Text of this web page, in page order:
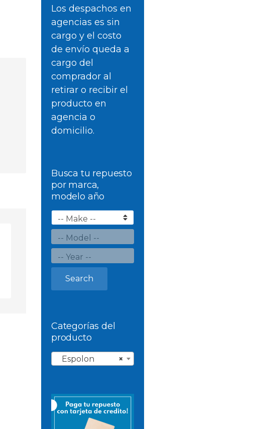
Los despachos en
agencias es sin
cargo y el costo
de envío queda a
cargo del
comprador al
retirar o recibir el
producto en
agencia o
domicilio.
Busca tu repuesto
por marca,
modelo año
Search
Categorías del
producto
×
Espolon